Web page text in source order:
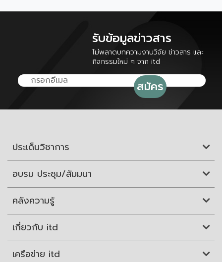
รับข้อมูลข่าวสาร
ไม่พลาดบทความงานวิจัย ข่าวสาร และ
กิจกรรมใหม่ ๆ จาก itd
ประเด็นวิชาการ
อบรม ประชุม/สัมมนา
คลังความรู้
เกี่ยวกับ itd
เครือข่าย itd